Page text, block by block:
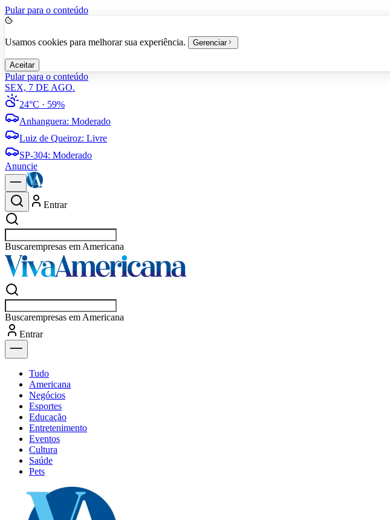
Pular para o conteúdo
Usamos cookies para melhorar sua experiência. Gerenciar
Aceitar
Pular para o conteúdo
SEX, 7 DE AGO.
24°C · 59%
Anhanguera: Moderado
Luiz de Queiroz: Livre
SP-304: Moderado
Anuncie
Entrar
Buscarempresas em Americana
Buscarempresas em Americana
Entrar
Tudo
Americana
Negócios
Esportes
Educação
Entretenimento
Eventos
Cultura
Saúde
Pets
Explore Tudo
Últimas Notícias
Previsão do Tempo